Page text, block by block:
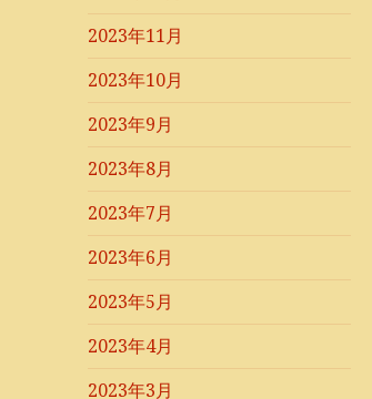
2023年11月
2023年10月
2023年9月
2023年8月
2023年7月
2023年6月
2023年5月
2023年4月
2023年3月